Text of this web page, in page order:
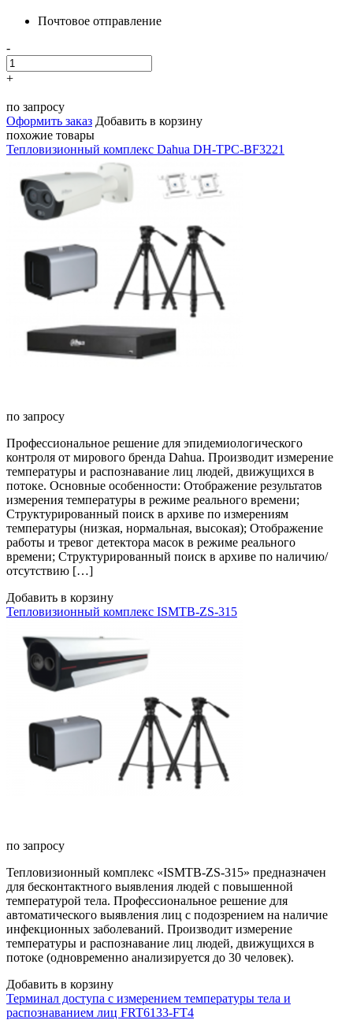
Почтовое отправление
-
+
по запросу
Оформить заказ Добавить в корзину
похожие товары
Тепловизионный комплекс Dahua DH-TPC-BF3221
по запросу
Профессиональное решение для эпидемиологического
контроля от мирового бренда Dahua. Производит измерение
температуры и распознавание лиц людей, движущихся в
потоке. Основные особенности: Отображение результатов
измерения температуры в режиме реального времени;
Структурированный поиск в архиве по измерениям
температуры (низкая, нормальная, высокая); Отображение
работы и тревог детектора масок в режиме реального
времени; Структурированный поиск в архиве по наличию/
отсутствию […]
Добавить в корзину
Тепловизионный комплекс ISMTB-ZS-315
по запросу
Тепловизионный комплекс «ISMTB-ZS-315» предназначен
для бесконтактного выявления людей с повышенной
температурой тела. Профессиональное решение для
автоматического выявления лиц с подозрением на наличие
инфекционных заболеваний. Производит измерение
температуры и распознавание лиц людей, движущихся в
потоке (одновременно анализируется до 30 человек).
Добавить в корзину
Терминал доступа с измерением температуры тела и
распознаванием лиц FRT6133-FT4